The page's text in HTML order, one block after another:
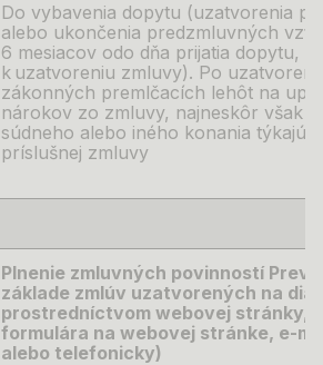
Do vybavenia dopytu (uzatvorenia
alebo ukončenia predzmluvných
6 mesiacov odo dňa prijatia dopytu,
k uzatvoreniu zmluvy). Po
zákonných premlčacích lehôt na
nárokov zo zmluvy, najneskôr však
súdneho alebo iného konania
príslušnej zmluvy
Plnenie zmluvných povinností
základe zmlúv uzatvorených na
prostredníctvom webovej stránky,
formulára na webovej stránke, e-
alebo telefonicky)